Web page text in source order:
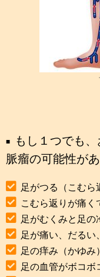
もし１つでも
脈瘤の可能性があ
足がつる（こむら
こむら返りが痛く
足がむくみと足の
足が痛い、だるい
足の痒み（かゆみ
足の血管がボコボ